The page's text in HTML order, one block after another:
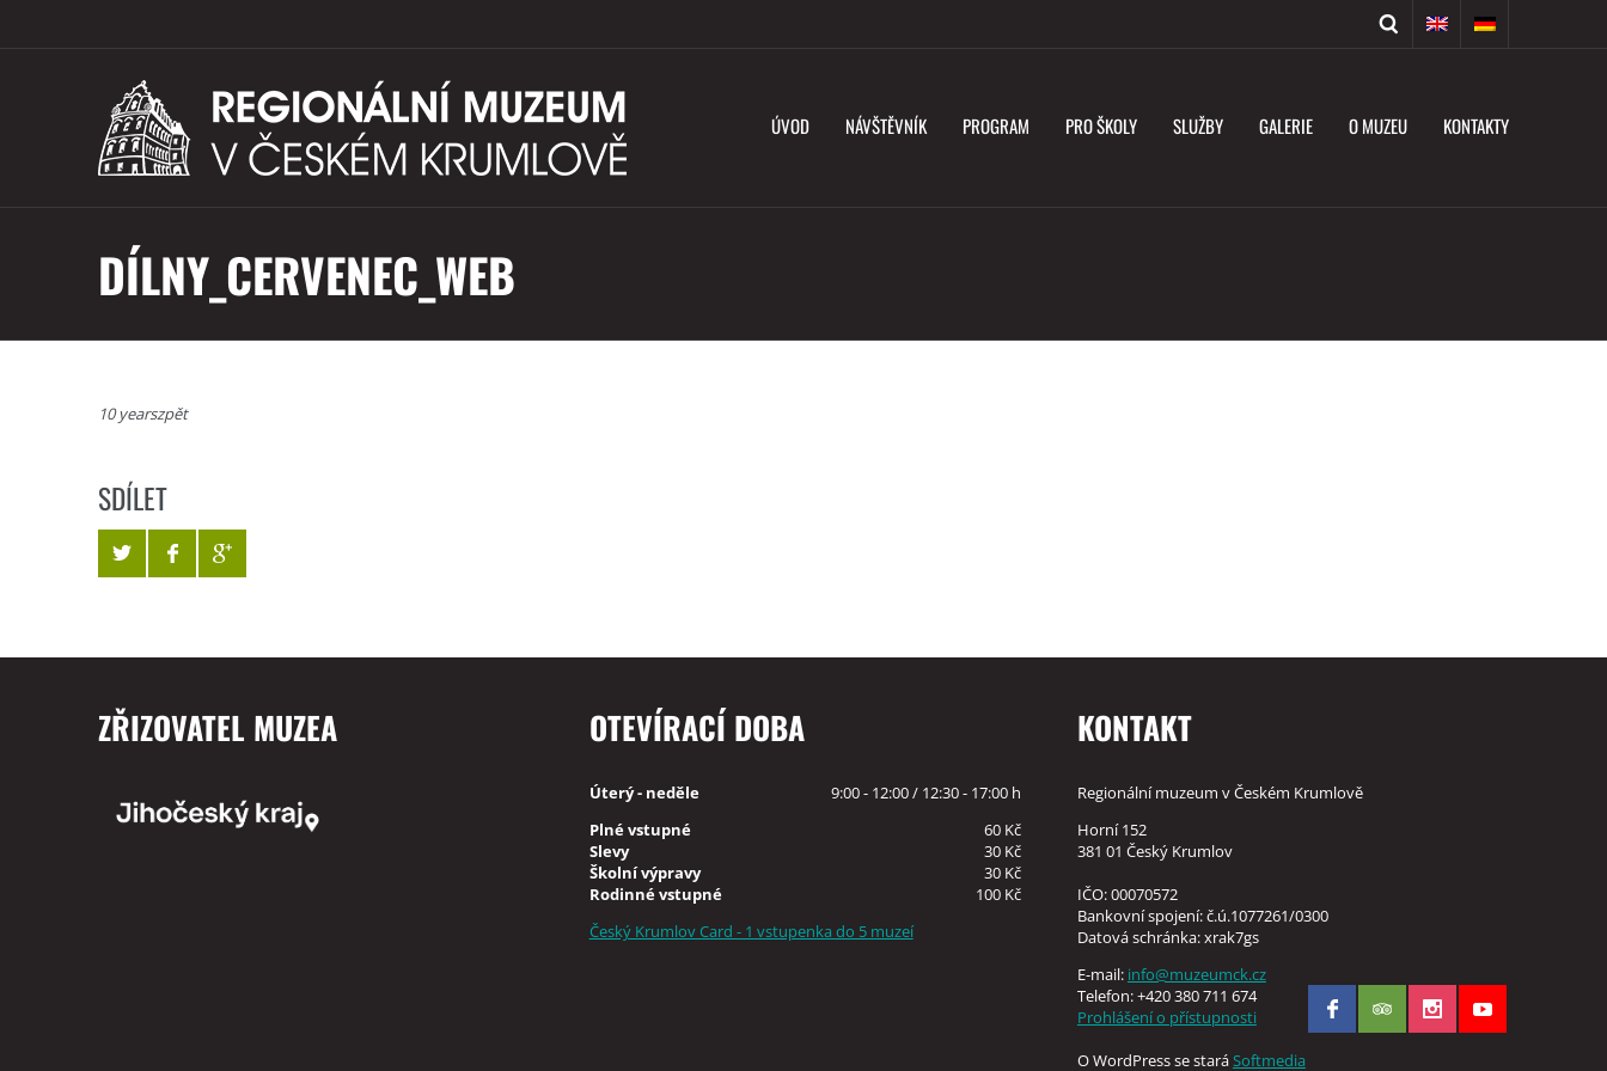
ÚVOD NÁVŠTĚVNÍK PROGRAM PRO ŠKOLY SLUŽBY GALERIE O MUZEU KONTAKTY
DÍLNY_CERVENEC_WEB
10 yearszpět
SDÍLET
ZŘIZOVATEL MUZEA OTEVÍRACÍ DOBA
Úterý - neděle
9:00 - 12:00 / 12:30 - 17:00 h
Plné vstupné
60 Kč
Slevy
30 Kč
Školní výpravy
30 Kč
Rodinné vstupné
100 Kč
Český Krumlov Card - 1 vstupenka do 5 muzeí
KONTAKT
Regionální muzeum v Českém Krumlově
Horní 152
381 01 Český Krumlov
IČO: 00070572
Bankovní spojení: č.ú.1077261/0300
Datová schránka: xrak7gs
E-mail: info@muzeumck.cz
Telefon: +420 380 711 674
Prohlášení o přístupnosti
O WordPress se staráSoftmedia